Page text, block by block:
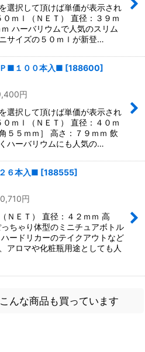
選択して頂けば単価が表示され
ｍｌ（ＮＥＴ） 直径：３９ｍ
ハーバリウムで人気のスリム
サイズの５０ｍｌが新登…
■１００本入■ [188600]
円
選択して頂けば単価が表示され
ｍｌ（ＮＥＴ） 直径：４０ｍ
５５ｍｍ］ 高さ：７９ｍｍ 飲
ハーバリウムにも人気の…
６本入■ [188555]
円
ＮＥＴ） 直径：４２ｍｍ 高
ちゃり体型のミニチュアボトル
ードリカーのテイクアウトなど
アロマや化粧瓶用途としても人
んな商品も買っています